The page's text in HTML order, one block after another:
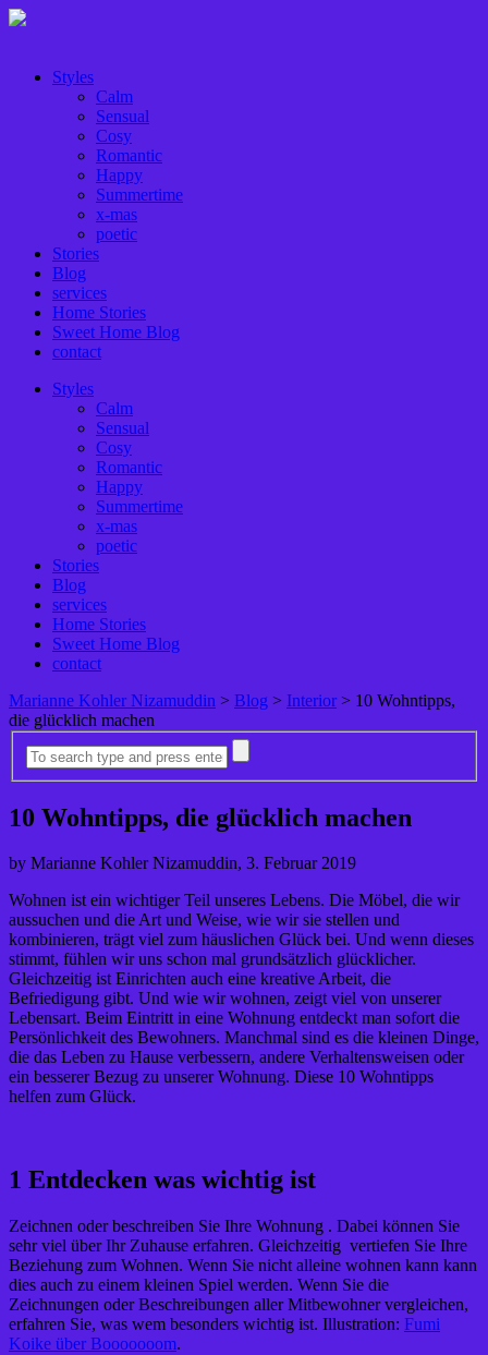
Styles
Calm
Sensual
Cosy
Romantic
Happy
Summertime
x-mas
poetic
Stories
Blog
services
Home Stories
Sweet Home Blog
contact
Styles
Calm
Sensual
Cosy
Romantic
Happy
Summertime
x-mas
poetic
Stories
Blog
services
Home Stories
Sweet Home Blog
contact
Marianne Kohler Nizamuddin > Blog > Interior > 10 Wohntipps,
die glücklich machen
10 Wohntipps, die glücklich machen
by Marianne Kohler Nizamuddin, 3. Februar 2019
Wohnen ist ein wichtiger Teil unseres Lebens. Die Möbel, die wir
aussuchen und die Art und Weise, wie wir sie stellen und
kombinieren, trägt viel zum häuslichen Glück bei. Und wenn dieses
stimmt, fühlen wir uns schon mal grundsätzlich glücklicher.
Gleichzeitig ist Einrichten auch eine kreative Arbeit, die
Befriedigung gibt. Und wie wir wohnen, zeigt viel von unserer
Lebensart. Beim Eintritt in eine Wohnung entdeckt man sofort die
Persönlichkeit des Bewohners. Manchmal sind es die kleinen Dinge,
die das Leben zu Hause verbessern, andere Verhaltensweisen oder
ein besserer Bezug zu unserer Wohnung. Diese 10 Wohntipps
helfen zum Glück.
1 Entdecken was wichtig ist
Zeichnen oder beschreiben Sie Ihre Wohnung . Dabei können Sie
sehr viel über Ihr Zuhause erfahren. Gleichzeitig vertiefen Sie Ihre
Beziehung zum Wohnen. Wenn Sie nicht alleine wohnen kann kann
dies auch zu einem kleinen Spiel werden. Wenn Sie die
Zeichnungen oder Beschreibungen aller Mitbewohner vergleichen,
erfahren Sie, was wem besonders wichtig ist. Illustration: Fumi
Koike über Booooooom.